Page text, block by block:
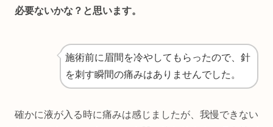
必要ないかな？と思います。
施術前に眉間を冷やしてもらったので、針
を刺す瞬間の痛みはありませんでした。
確かに液が入る時に痛みは感じましたが、我慢できない